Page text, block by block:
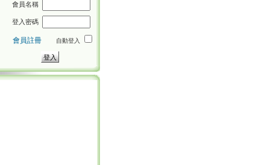
會員名稱
登入密碼
會員註冊 自動登入